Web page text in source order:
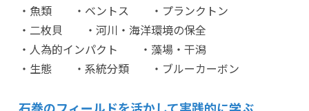
・魚類 ・ベントス ・プランクトン
・二枚貝 ・河川・海洋環境の保全
・人為的インパクト ・藻場・干潟
・生態 ・系統分類 ・ブルーカーボン